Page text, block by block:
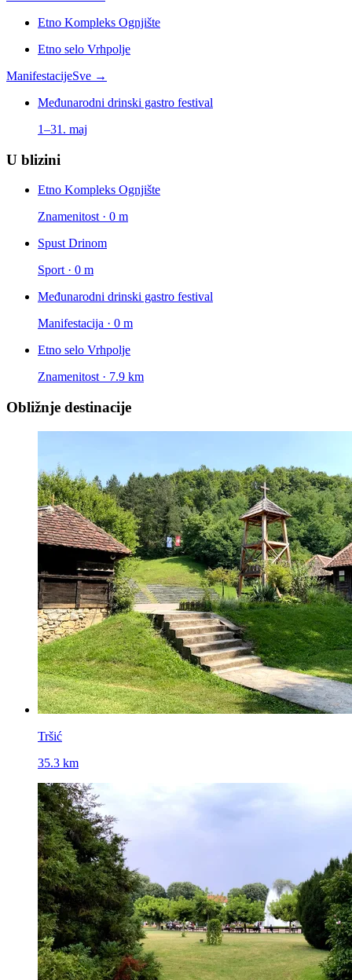
Etno Kompleks Ognjište
Etno selo Vrhpolje
ManifestacijeSve →
Međunarodni drinski gastro festival
1–31. maj
U blizini
Etno Kompleks Ognjište
Znamenitost · 0 m
Spust Drinom
Sport · 0 m
Međunarodni drinski gastro festival
Manifestacija · 0 m
Etno selo Vrhpolje
Znamenitost · 7.9 km
Obližnje destinacije
Tršić
35.3 km